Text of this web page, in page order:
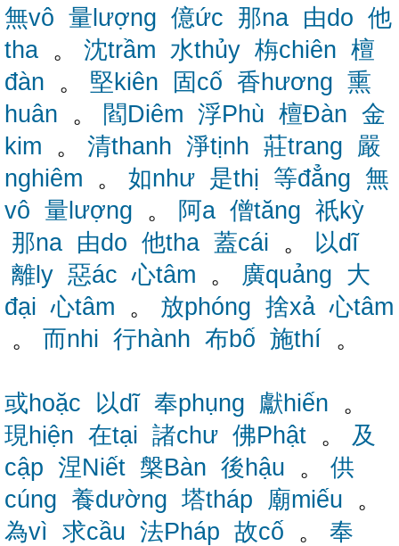
無vô 量lượng 億ức 那na 由do 他
tha 。 沈trầm 水thủy 栴chiên 檀
đàn 。 堅kiên 固cố 香hương 熏
huân 。 閻Diêm 浮Phù 檀Đàn 金
kim 。 清thanh 淨tịnh 莊trang
嚴
nghiêm 。 如như 是thị 等đẳng 無
vô 量lượng 。 阿a 僧tăng 祇kỳ
那na 由do 他tha 蓋cái 。 以dĩ
離ly 惡ác 心tâm 。 廣quảng 大
đại 心tâm 。 放phóng 捨xả 心tâm
。 而nhi 行hành 布bố 施thí 。
或hoặc 以dĩ 奉phụng 獻hiến 。
現hiện 在tại 諸chư 佛Phật 。 及
cập 涅Niết 槃Bàn 後hậu 。 供
cúng 養dường 塔tháp 廟miếu 。
為vì 求cầu 法Pháp 故cố 。 奉